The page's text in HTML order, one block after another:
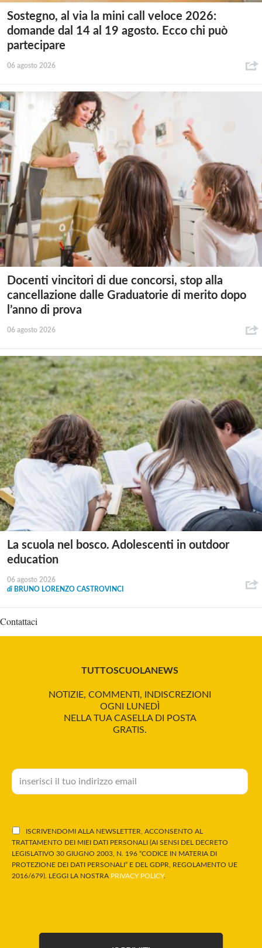
Sostegno, al via la mini call veloce 2026:
domande dal 14 al 19 agosto. Ecco chi può
partecipare
06 agosto 2026
Docenti vincitori di due concorsi, stop alla
cancellazione dalle Graduatorie di merito dopo
l’anno di prova
06 agosto 2026
La scuola nel bosco. Adolescenti in outdoor
education
06 agosto 2026
di BRUNO LORENZO CASTROVINCI
Contattaci
TUTTOSCUOLANEWS
NOTIZIE, COMMENTI, INDISCREZIONI
OGNI LUNEDÌ
NELLA TUA CASELLA DI POSTA
GRATIS.
ISCRIVENDOMI ALLA NEWSLETTER, ACCONSENTO AL
TRATTAMENTO DEI MIEI DATI PERSONALI (AI SENSI DEL DECRETO
LEGISLATIVO 30 GIUGNO 2003, N. 196 “CODICE IN MATERIA DI
PROTEZIONE DEI DATI PERSONALI” E DEL GDPR, REGOLAMENTO UE
2016/679). LEGGI LA NOSTRA PRIVACY POLICY.